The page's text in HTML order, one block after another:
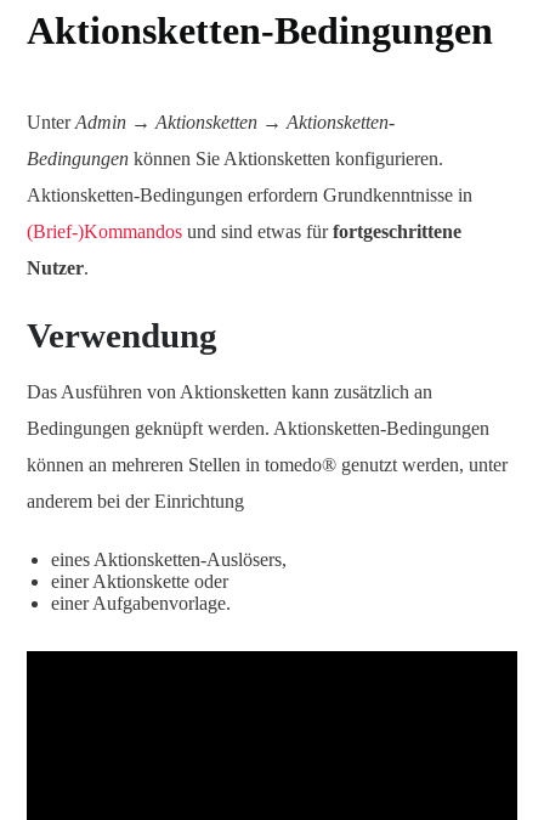
Aktionsketten-Bedingungen
UnterAdmin → Aktionsketten → Aktionsketten-
Bedingungen können Sie Aktionsketten konfigurieren.
Aktionsketten-Bedingungen erfordern Grundkenntnisse in
(Brief-)Kommandos und sind etwas fürfortgeschrittene
Nutzer.
Verwendung
Das Ausführen von Aktionsketten kann zusätzlich an
Bedingungen geknüpft werden. Aktionsketten-Bedingungen
können an mehreren Stellen in tomedo® genutzt werden, unter
anderem bei der Einrichtung
eines Aktionsketten-Auslösers,
einer Aktionskette oder
einer Aufgabenvorlage.